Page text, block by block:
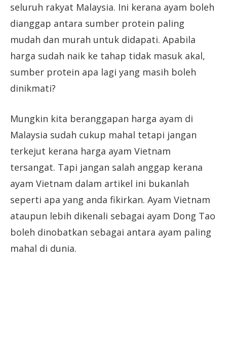
seluruh rakyat Malaysia. Ini kerana ayam boleh
dianggap antara sumber protein paling
mudah dan murah untuk didapati. Apabila
harga sudah naik ke tahap tidak masuk akal,
sumber protein apa lagi yang masih boleh
dinikmati?
Mungkin kita beranggapan harga ayam di
Malaysia sudah cukup mahal tetapi jangan
terkejut kerana harga ayam Vietnam
tersangat. Tapi jangan salah anggap kerana
ayam Vietnam dalam artikel ini bukanlah
seperti apa yang anda fikirkan. Ayam Vietnam
ataupun lebih dikenali sebagai ayam Dong Tao
boleh dinobatkan sebagai antara ayam paling
mahal di dunia.